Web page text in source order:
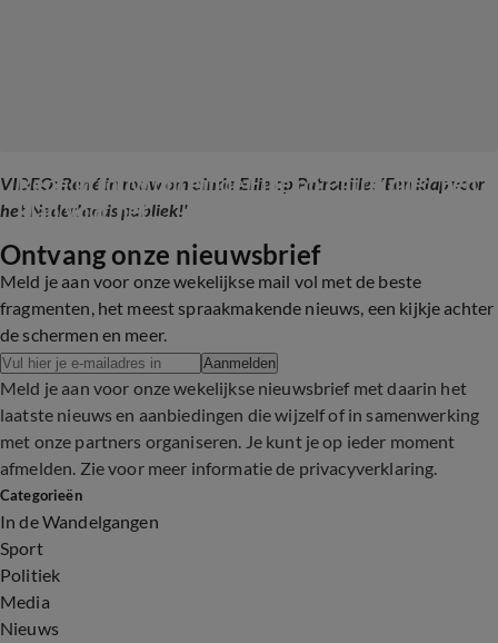
VIDEO: René in rouw om einde Ellie op Patrouille: 'Een klap voor
het Nederlands publiek!'
2:56
René in rouw om einde Ellie op Patrouille: 'Een
klap voor het...
Ontvang onze nieuwsbrief
Meld je aan voor onze wekelijkse mail vol met de beste
fragmenten, het meest spraakmakende nieuws, een kijkje achter
de schermen en meer.
Aanmelden
Meld je aan voor onze wekelijkse nieuwsbrief met daarin het
laatste nieuws en aanbiedingen die wijzelf of in samenwerking
met onze partners organiseren. Je kunt je op ieder moment
afmelden. Zie voor meer informatie de privacyverklaring.
Categorieën
In de Wandelgangen
Sport
Politiek
Media
Nieuws